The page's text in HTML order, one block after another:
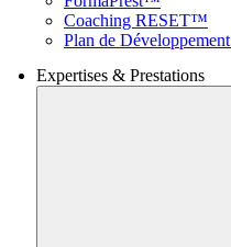
Coaching RESET™
Plan de
Expertises & Prestations